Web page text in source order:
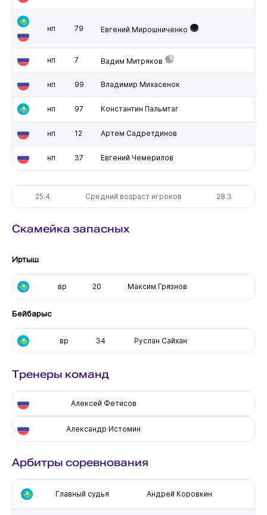
нп 79 Евгений Мирошниченко
нп 7 Вадим Митряков
нп 99 Владимир Михасенок
нп 97 Константин Пальмтаг
нп 12 Артем Садретдинов
нп 37 Евгений Чемерилов
25.4 Средний возраст игроков 28.3
Скамейка запасных
Иртыш
вр 20 Максим Грязнов
Бейбарыс
вр 34 Руслан Сайхан
Тренеры команд
Алексей Фетисов
Александр Истомин
Арбитры соревнования
Главный судья Андрей Коровкин